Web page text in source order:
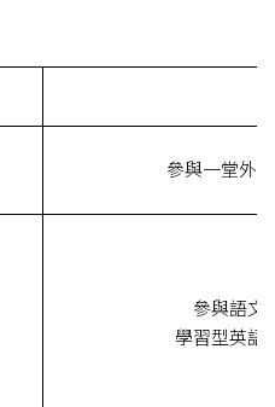
參與一堂外
參與語文
學習型英語